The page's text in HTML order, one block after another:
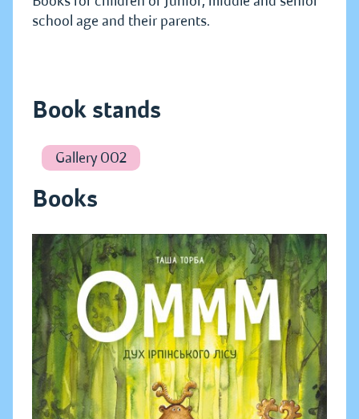
school age and their parents.
Book stands
Gallery 002
Books